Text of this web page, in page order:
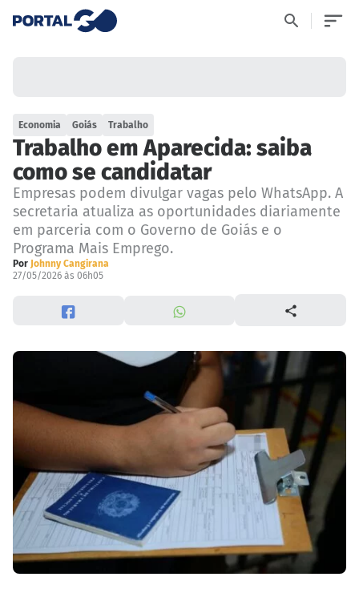
Economia Goiás Trabalho
Trabalho em Aparecida: saiba
como se candidatar
Empresas podem divulgar vagas pelo WhatsApp. A
secretaria atualiza as oportunidades diariamente
em parceria com o Governo de Goiás e o
Programa Mais Emprego.
Por Johnny Cangirana
27/05/2026 às 06h05